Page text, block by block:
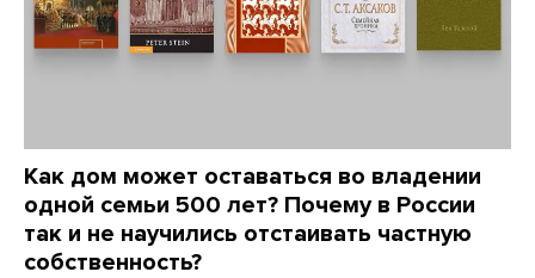
Как дом может оставаться во владении
одной семьи 500 лет? Почему в России
так и не научились отстаивать частную
собственность?